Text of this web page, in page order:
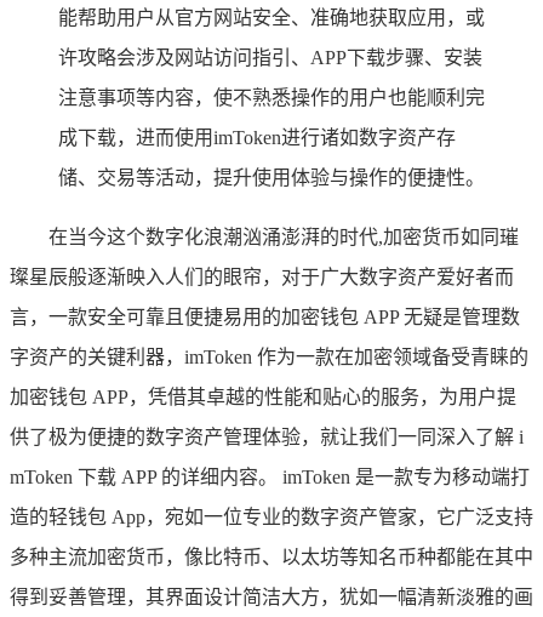
能帮助用户从官方网站安全、准确地获取应用，或
许攻略会涉及网站访问指引、APP下载步骤、安装
注意事项等内容，使不熟悉操作的用户也能顺利完
成下载，进而使用imToken进行诸如数字资产存
储、交易等活动，提升使用体验与操作的便捷性。
在当今这个数字化浪潮汹涌澎湃的时代,加密货币如同璀
璨星辰般逐渐映入人们的眼帘，对于广大数字资产爱好者而
言，一款安全可靠且便捷易用的加密钱包 APP 无疑是管理数
字资产的关键利器，imToken 作为一款在加密领域备受青睐的
加密钱包 APP，凭借其卓越的性能和贴心的服务，为用户提
供了极为便捷的数字资产管理体验，就让我们一同深入了解 i
mToken 下载 APP 的详细内容。 imToken 是一款专为移动端打
造的轻钱包 App，宛如一位专业的数字资产管家，它广泛支持
多种主流加密货币，像比特币、以太坊等知名币种都能在其中
得到妥善管理，其界面设计简洁大方，犹如一幅清新淡雅的画